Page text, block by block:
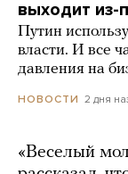
выходит из-
Путин
власти. И все
давления на
НОВОСТИ 2 дня
«Веселый